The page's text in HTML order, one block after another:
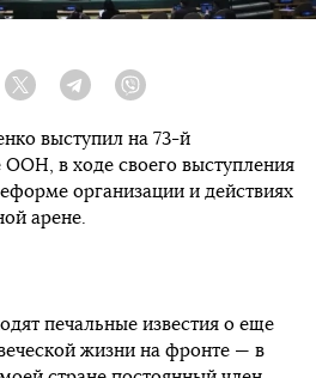
Twitter Telegram
выступил на 73-й
ООН, в ходе своего выступления
организации и действиях
арене.
печальные известия о еще
жизни на фронте — в